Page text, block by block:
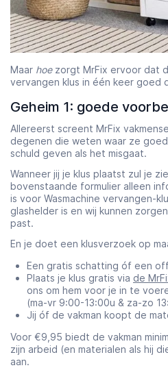
Maar hoezorgt MrFix ervoor dat
vervangen klus in één keer goed
Geheim 1: goede
Allereerst screent MrFix
degenen die weten waar ze
schuld geven als het misgaat.
Wanneer jij je klus plaatst zul je
bovenstaande formulier alleen
is voor Wasmachine vervangen-
glashelder is en wij kunnen
past.
En je doet een klusverzoek op
Een gratis schatting óf een
Plaats je klus gratis via de
ons om hem voor je in te
(ma-vr 9:00-13:00u & za-zo
Jij óf de vakman koopt de
Voor €9,95 biedt de vakman
zijn arbeid (en materialen als hij
aan.